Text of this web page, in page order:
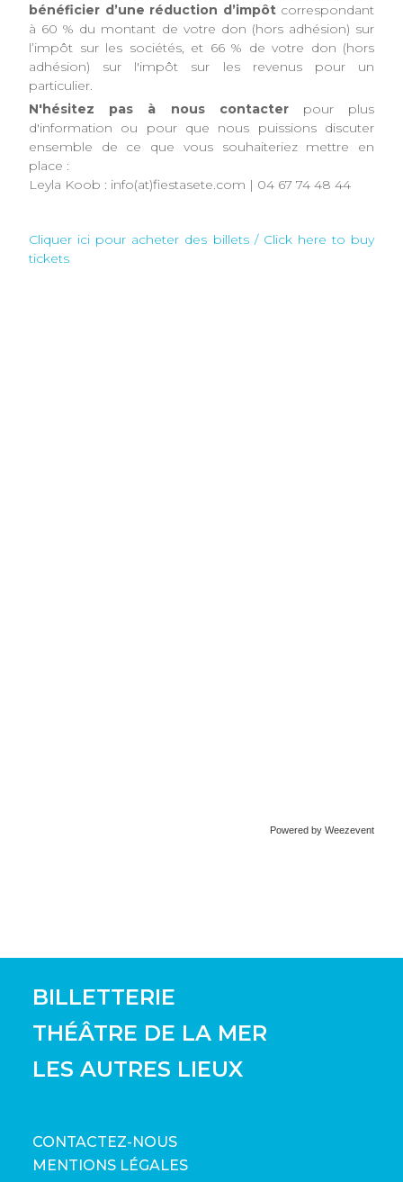
bénéficier d’une réduction d’impôtcorrespondant
à 60 % du montant de votre don (hors adhésion) sur
l’impôt sur les sociétés, et 66 % de votre don (hors
adhésion) sur l'impôt sur les revenus pour un
particulier.
N'hésitez pas à nous contacterpour plus
d'information ou pour que nous puissions discuter
ensemble de ce que vous souhaiteriez mettre en
place :
Leyla Koob : info(at)fiestasete.com | 04 67 74 48 44
Cliquer ici pour acheter des billets / Click here to buy
tickets
Powered by Weezevent
BILLETTERIE
THÉÂTRE DE LA MER
LES AUTRES LIEUX
CONTACTEZ-NOUS
MENTIONS LÉGALES